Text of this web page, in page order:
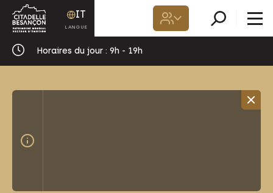
Horaires du jour : 9h - 19h
IT